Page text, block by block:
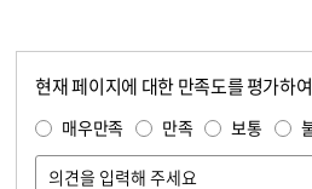
현재 페이지에 대한 만족도를 평가하
매우만족 만족 보통